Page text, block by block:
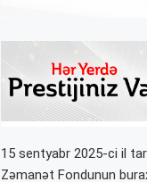
15 sentyabr 2025-ci il
Zəmanət Fondunun